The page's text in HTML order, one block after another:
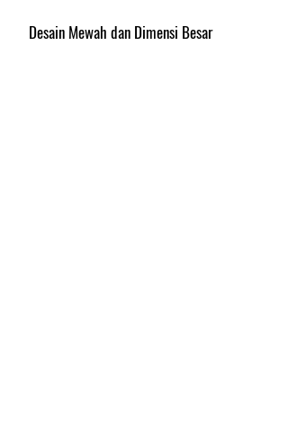
Desain Mewah dan Dimensi Besar